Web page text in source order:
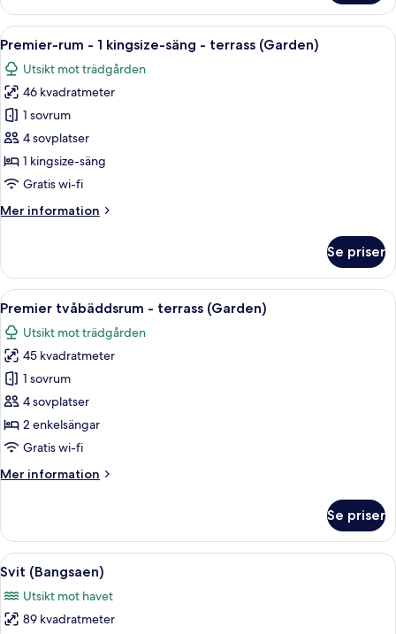
Deluxe
terrass
Öppna
alla
foton
för
Premier-
rum
-
1
säng
(Garden)
Ett modernt vardagsrum med ett
7
Premier-rum - 1 kingsize-säng - terrass (Garden)
Utsikt mot trädgården
46 kvadratmeter
1 sovrum
4 sovplatser
1 kingsize-säng
Gratis wi-fi
Mer information
Mer
rum
1
kingsize-
säng
terrass
(Garden)
Se priser
Öppna
alla
foton
för
Premier
tvåbäddsrum
-
terrass
Ett modernt vardagsrum med ett
8
Premier tvåbäddsrum - terrass (Garden)
Utsikt mot trädgården
45 kvadratmeter
1 sovrum
4 sovplatser
2 enkelsängar
Gratis wi-fi
Mer information
Mer
tvåbäddsrum
terrass
(Garden)
Se priser
Öppna
alla
foton
för
Ett sovrum med en stor säng, två
12
Svit (Bangsaen)
Utsikt mot havet
89 kvadratmeter